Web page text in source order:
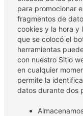
para promocionar
fragmentos de
cookies y la hora y
que se colocó el
herramientas
con nuestro Sitio
en cualquier
permite la
datos durante dos